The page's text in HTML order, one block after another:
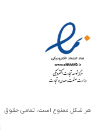
هر شکل ممنوع است، تمامی حقوق